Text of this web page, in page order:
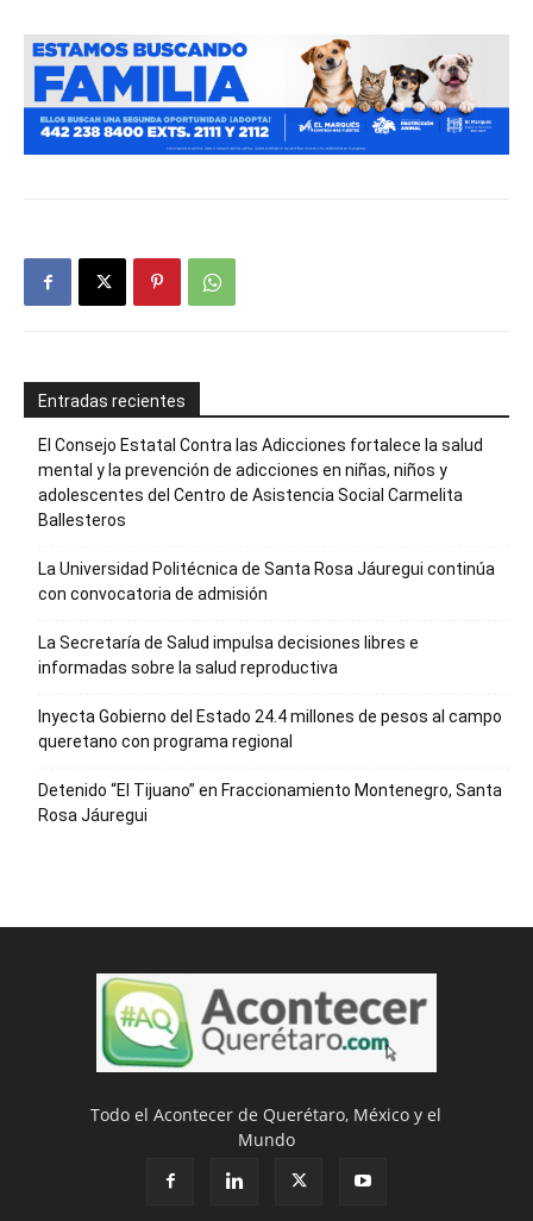
Entradas recientes
El Consejo Estatal Contra las Adicciones fortalece la salud
mental y la prevención de adicciones en niñas, niños y
adolescentes del Centro de Asistencia Social Carmelita
Ballesteros
La Universidad Politécnica de Santa Rosa Jáuregui continúa
con convocatoria de admisión
La Secretaría de Salud impulsa decisiones libres e
informadas sobre la salud reproductiva
Inyecta Gobierno del Estado 24.4 millones de pesos al campo
queretano con programa regional
Detenido “El Tijuano” en Fraccionamiento Montenegro, Santa
Rosa Jáuregui
Todo el Acontecer de Querétaro, México y el
Mundo